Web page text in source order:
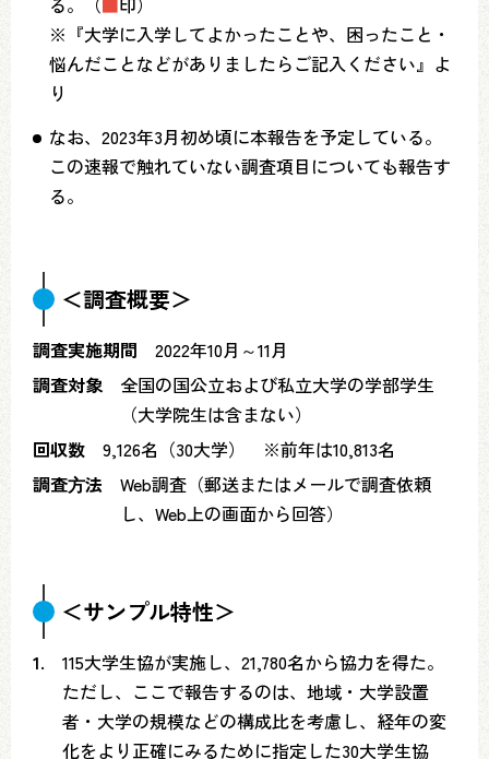
※『大学に入学してよかったことや、困ったこと・
悩んだことなどがありましたらご記入ください』よ
り
なお、2023年3月初め頃に本報告を予定している。
この速報で触れていない調査項目についても報告す
る。
＜調査概要＞
調査実施期間
2022年10月～11月
調査対象
全国の国公立および私立大学の学部学生
（大学院生は含まない）
回収数
9,126名（30大学） ※前年は10,813名
調査⽅法
Web調査（郵送またはメールで調査依頼
し、Web上の画面から回答）
＜サンプル特性＞
1.
115大学生協が実施し、21,780名から協力を得た。
ただし、ここで報告するのは、地域・大学設置
者・大学の規模などの構成比を考慮し、経年の変
化をより正確にみるために指定した30大学生協